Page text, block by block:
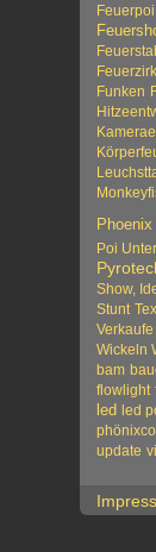
Feuerpoi
Funken
Poi
Show,
Stunt
Wickeln
bam
flowlight
led led
update